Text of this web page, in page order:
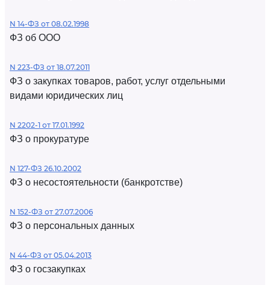
N 14-ФЗ от 08.02.1998
ФЗ об ООО
N 223-ФЗ от 18.07.2011
ФЗ о закупках товаров, работ, услуг отдельными
видами юридических лиц
N 2202-1 от 17.01.1992
ФЗ о прокуратуре
N 127-ФЗ 26.10.2002
ФЗ о несостоятельности (банкротстве)
N 152-ФЗ от 27.07.2006
ФЗ о персональных данных
N 44-ФЗ от 05.04.2013
ФЗ о госзакупках